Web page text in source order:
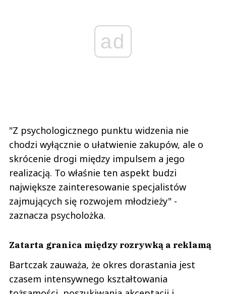
ad
"Z psychologicznego punktu widzenia nie
chodzi wyłącznie o ułatwienie zakupów, ale o
skrócenie drogi między impulsem a jego
realizacją. To właśnie ten aspekt budzi
największe zainteresowanie specjalistów
zajmujących się rozwojem młodzieży" -
zaznacza psycholożka.
Zatarta granica między rozrywką a reklamą
Bartczak zauważa, że okres dorastania jest
czasem intensywnego kształtowania